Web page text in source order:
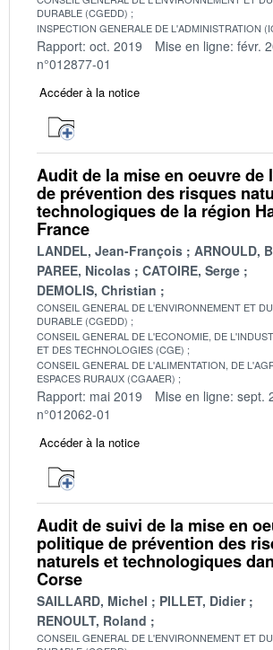
DURABLE (CGEDD)
INSPECTION GENERALE DE L'ADMINISTRATION
Rapport: oct. 2019 Mise en ligne: févr.
n°012877-01
Accéder à la notice
Audit de la mise en oeuvre de
de prévention des risques
technologiques de la région
France
LANDEL, Jean-François
ARNOULD,
PAREE, Nicolas
CATOIRE, Serge
DEMOLIS, Christian
CONSEIL GENERAL DE L'ENVIRONNEMENT ET
DURABLE (CGEDD)
CONSEIL GENERAL DE L'ECONOMIE, DE
ET DES TECHNOLOGIES (CGE)
CONSEIL GENERAL DE L'ALIMENTATION, DE
ESPACES RURAUX (CGAAER)
Rapport: mai 2019 Mise en ligne: sept.
n°012062-01
Accéder à la notice
Audit de suivi de la mise en
politique de prévention des
naturels et technologiques
Corse
SAILLARD, Michel
PILLET, Didier
RENOULT, Roland
CONSEIL GENERAL DE L'ENVIRONNEMENT ET